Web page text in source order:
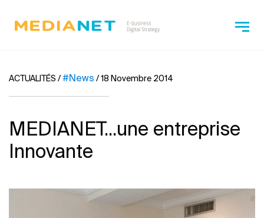
ACTUALITÉS /#News /18 Novembre 2014
MEDIANET...une entreprise
Innovante